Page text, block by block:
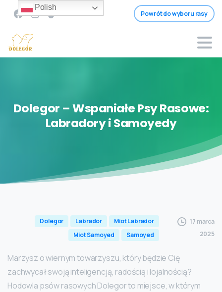
Powrót do wyboru rasy
Dolegor –WspaniałePsyRasowe:
LabradoryiSamoyedy
Dolegor Labrador
Miot Labrador
Miot Samoyed
Samoyed
17 marca
2025
Marzysz o wiernym towarzyszu, który będzie Cię
zachwycał swoją inteligencją, radością i lojalnością?
Hodowla psów rasowych Dolegor to miejsce, w którym
Polish